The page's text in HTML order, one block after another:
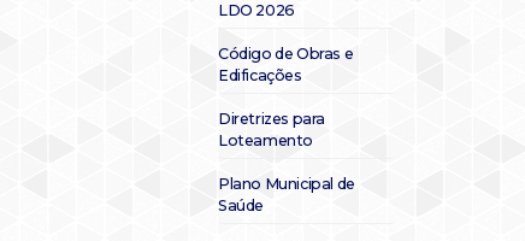
LDO 2026
Código de Obras e
Edificações
Diretrizes para
Loteamento
Plano Municipal de
Saúde